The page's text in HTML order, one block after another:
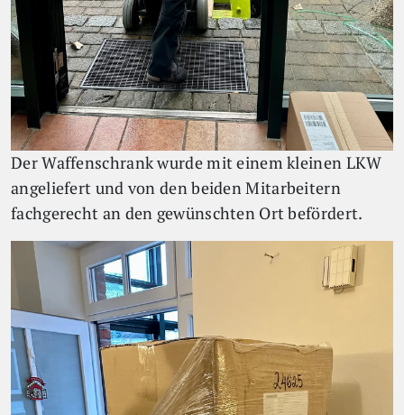
Der Waffenschrank wurde mit einem kleinen LKW
angeliefert und von den beiden Mitarbeitern
fachgerecht an den gewünschten Ort befördert.